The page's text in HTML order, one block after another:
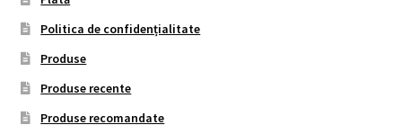
Politica de confidențialitate
Produse
Produse recente
Produse recomandate